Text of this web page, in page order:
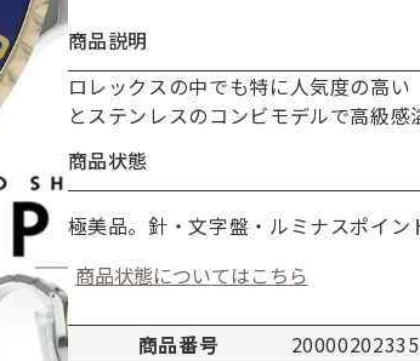
カートへ進む
商品説明
ロレックスの中でも特に人気度の高
とステンレスのコンビモデルで高級感
商品状態
極美品。針・文字盤・ルミナスポイン
商品状態についてはこちら
商品番号